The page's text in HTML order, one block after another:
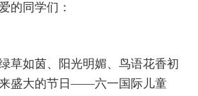
的同学们：
草如茵、阳光明媚、鸟语花香初
盛大的节日——六一国际儿童